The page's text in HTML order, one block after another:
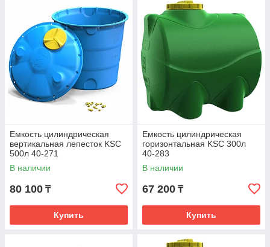
Емкость цилиндрическая
вертикальная лепесток KSC
500л 40-271
В наличии
80 100 ₸
Купить
Емкость цилиндрическая
горизонтальная KSC 300л
40-283
В наличии
67 200 ₸
Купить